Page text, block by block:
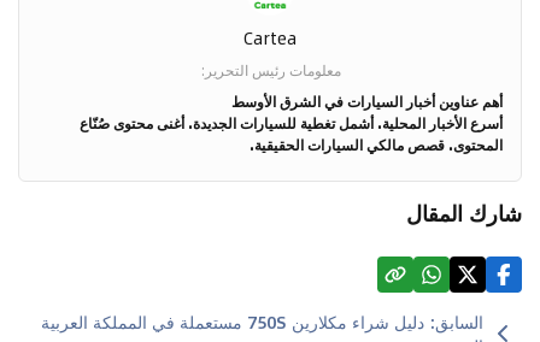
Cartea
معلومات رئيس التحرير :
أهم عناوين أخبار السيارات في الشرق الأوسط
أسرع الأخبار المحلية. أشمل تغطية للسيارات الجديدة. أغنى محتوى صُنّاع
المحتوى. قصص مالكي السيارات الحقيقية.
شارك المقال
السابق:
دليل شراء مكلارين 750S مستعملة في المملكة العربية